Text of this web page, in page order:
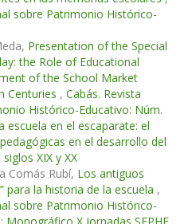
sobre Patrimonio Histórico-
Presentation of the Special
the Role of Educational
of the School Market
Centuries , Cabás. Revista
Histórico-Educativo: Núm.
escuela en el escaparate: el
en el desarrollo del
XIX y XX
Comás Rubí, Los antiguos
para la historia de la escuela ,
sobre Patrimonio Histórico-